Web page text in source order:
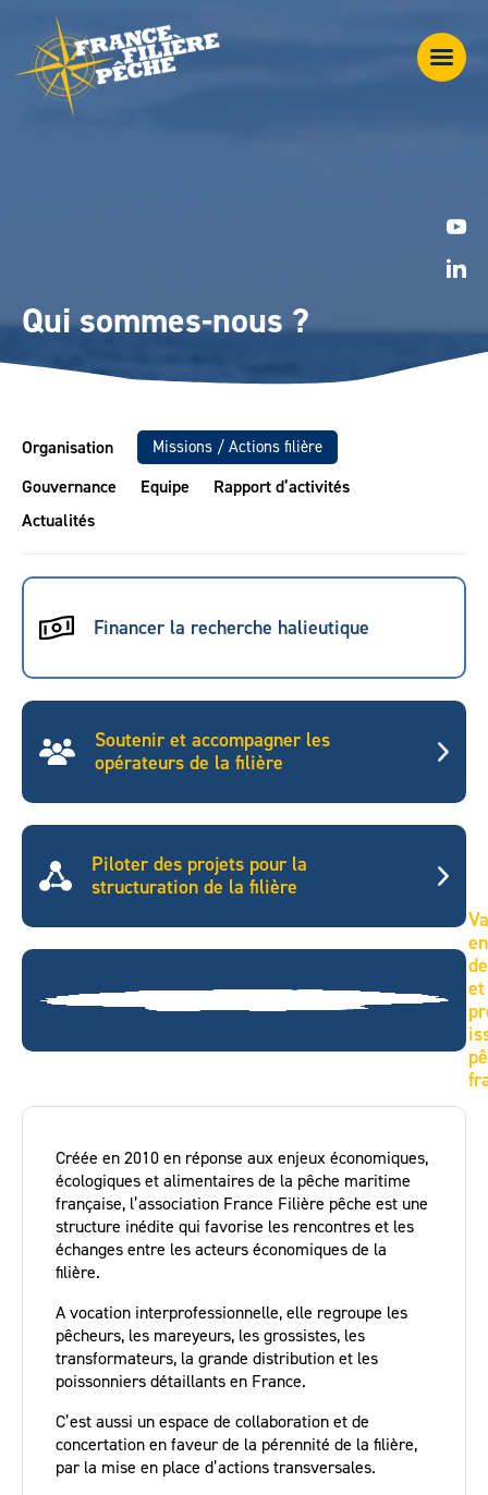
Qui sommes-nous ?
Organisation Missions / Actions filière
Gouvernance Equipe
Rapport d’activités
Actualités
Financer la recherche halieutique
Soutenir et accompagner les
opérateurs de la filière
Piloter des projets pour la
structuration de la filière
Créée en 2010 en réponse aux enjeux économiques,
écologiques et alimentaires de la pêche maritime
française, l’association France Filière pêche est une
structure inédite qui favorise les rencontres et les
échanges entre les acteurs économiques de la
filière.
A vocation interprofessionnelle, elle regroupe les
pêcheurs, les mareyeurs, les grossistes, les
transformateurs, la grande distribution et les
poissonniers détaillants en France.
C’est aussi un espace de collaboration et de
concertation en faveur de la pérennité de la filière,
par la mise en place d’actions transversales.